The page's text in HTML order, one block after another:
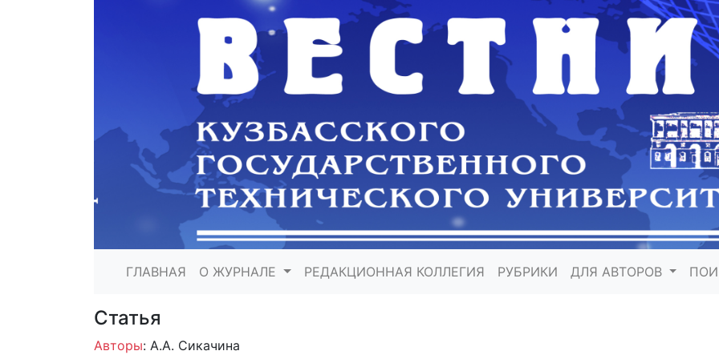
ГЛАВНАЯ О ЖУРНАЛЕ РЕДАКЦИОННАЯ КОЛЛЕГИЯ РУБРИКИ ДЛЯ АВТОРОВ
Статья
Авторы: А.А. Сикачина